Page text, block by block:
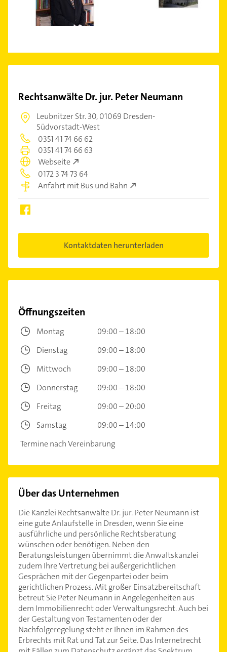
Rechtsanwälte Dr. jur. Peter Neumann
Leubnitzer Str. 30,01069 Dresden-
Südvorstadt-West
0351 41 74 66 62
0351 41 74 66 63
Webseite
0172 3 74 73 64
Anfahrt mit Bus und Bahn
Kontaktdaten herunterladen
Öffnungszeiten
Montag
09:00 – 18:00
Dienstag
09:00 – 18:00
Mittwoch
09:00 – 18:00
Donnerstag
09:00 – 18:00
Freitag
09:00 – 20:00
Samstag
09:00 – 14:00
Termine nach Vereinbarung
Über das Unternehmen
Die Kanzlei Rechtsanwälte Dr. jur. Peter Neumann ist
eine gute Anlaufstelle in Dresden, wenn Sie eine
ausführliche und persönliche Rechtsberatung
wünschen oder benötigen. Neben den
Beratungsleistungen übernimmt die Anwaltskanzlei
zudem Ihre Vertretung bei außergerichtlichen
Gesprächen mit der Gegenpartei oder beim
gerichtlichen Prozess. Mit großer Einsatzbereitschaft
betreut Sie Peter Neumann in Angelegenheiten aus
dem Immobilienrecht oder Verwaltungsrecht. Auch bei
der Gestaltung von Testamenten oder der
Nachfolgeregelung steht er Ihnen im Rahmen des
Erbrechts mit Rat und Tat zur Seite. Das Internetrecht